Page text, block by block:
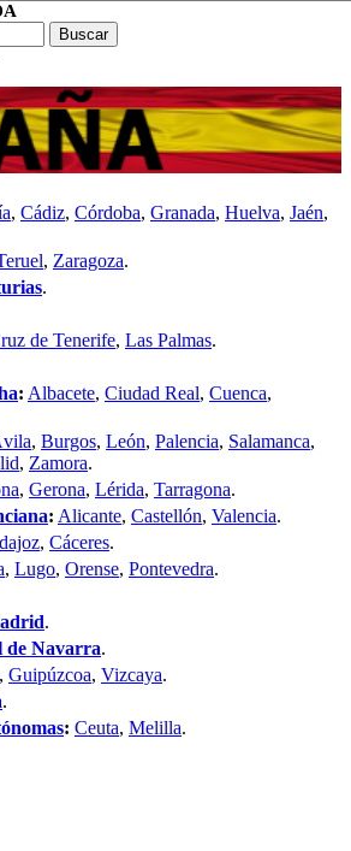
Buscar
, Cádiz, Córdoba, Granada, Huelva, Jaén,
, Zaragoza.
.
de Tenerife, Las Palmas.
: Albacete, Ciudad Real, Cuenca,
, Burgos, León, Palencia, Salamanca,
, Zamora.
, Gerona, Lérida, Tarragona.
: Alicante, Castellón, Valencia.
, Cáceres.
, Lugo, Orense, Pontevedra.
.
de Navarra.
, Guipúzcoa, Vizcaya.
.
: Ceuta, Melilla.